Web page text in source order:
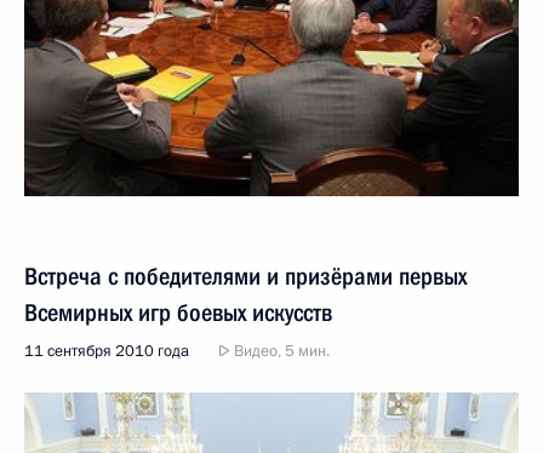
Встреча с победителями и призёрами первых
Всемирных игр боевых искусств
11 сентября 2010 года Видео, 5 мин.